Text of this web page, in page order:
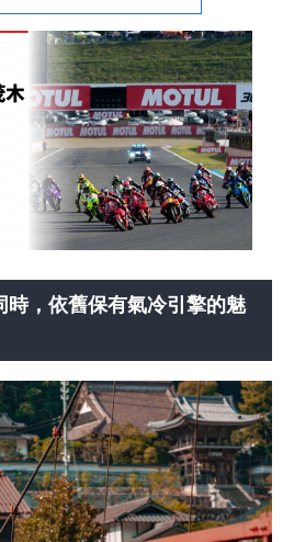
時，依舊保有氣冷引擎的魅